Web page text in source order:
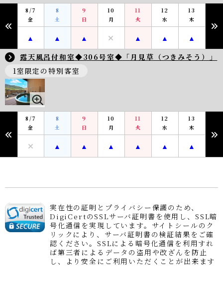
8/7
金
8
土
9
日
10
月
11
火
12
水
13
木
露天風呂付和室◆306号室◆「月見草（つきみそう）」
1室限定の特別客室
8/7
金
8
土
9
日
10
月
11
火
12
水
13
木
実在性の証明とプライバシー保護のため、
DigiCertのSSLサーバ証明書を使用し、SSL暗
号化通信を実現しています。サイトシールのク
リックにより、サーバ証明書の検証結果をご確
認ください。SSLによる暗号化通信を利用すれ
ば第三者によるデータの盗用や改ざんを防止
し、より安全にご利用いただくことが出来ます